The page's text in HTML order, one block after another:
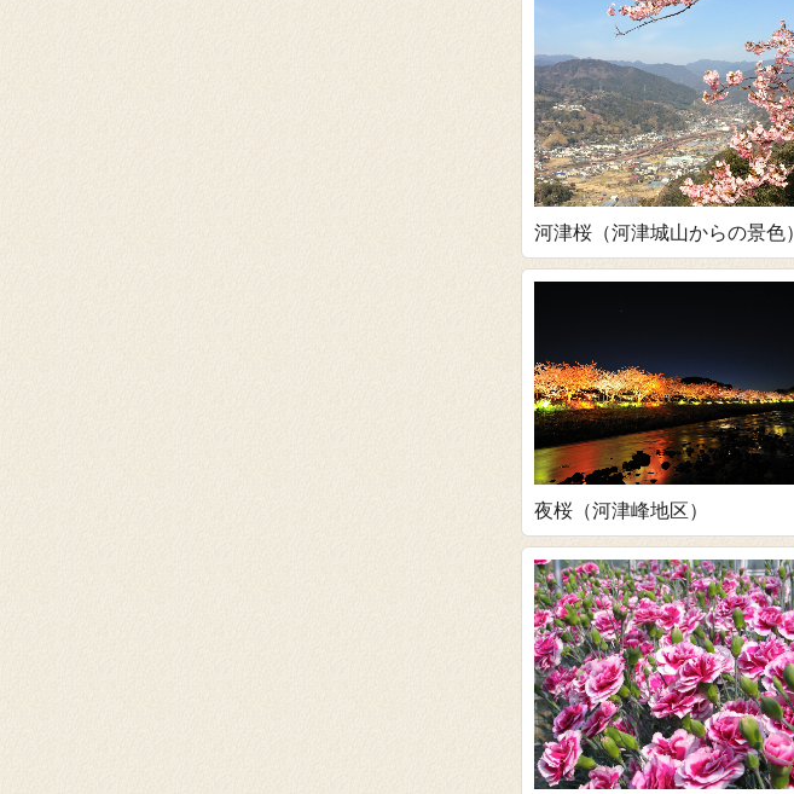
河津桜（河津城山からの景色）
夜桜（河津峰地区）